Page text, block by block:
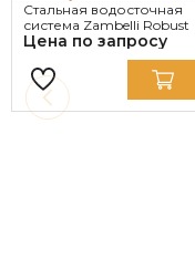
Стальная водосточная
система Zambelli Robust
Цена по запросу